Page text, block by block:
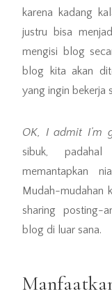
karena kadang
justru bisa
mengisi blog
blog kita akan
yang ingin bekerja
OK, I admit I’m
sibuk,
memantapkan
Mudah-mudahan
sharing posting-
blog di luar sana.